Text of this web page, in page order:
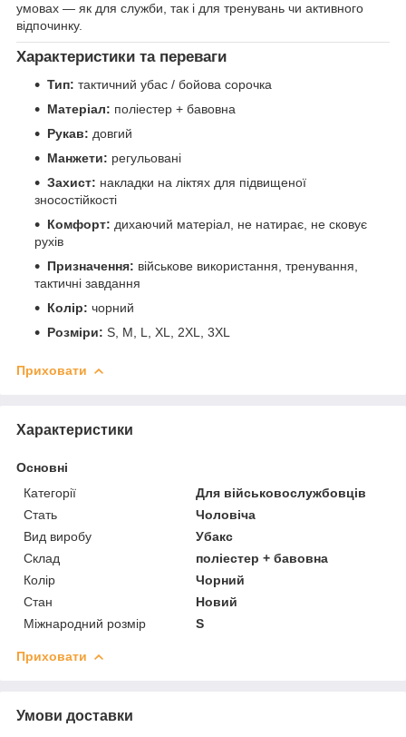
умовах — як для служби, так і для тренувань чи активного
відпочинку.
Характеристики та переваги
Тип: тактичний убас / бойова сорочка
Матеріал: поліестер + бавовна
Рукав: довгий
Манжети: регульовані
Захист: накладки на ліктях для підвищеної
зносостійкості
Комфорт: дихаючий матеріал, не натирає, не сковує
рухів
Призначення: військове використання, тренування,
тактичні завдання
Колір: чорний
Розміри: S, M, L, XL, 2XL, 3XL
Приховати
Характеристики
Основні
Категорії
Для військовослужбовців
Стать
Чоловіча
Вид виробу
Убакс
Склад
поліестер + бавовна
Колір
Чорний
Стан
Новий
Міжнародний розмір
S
Приховати
Умови доставки